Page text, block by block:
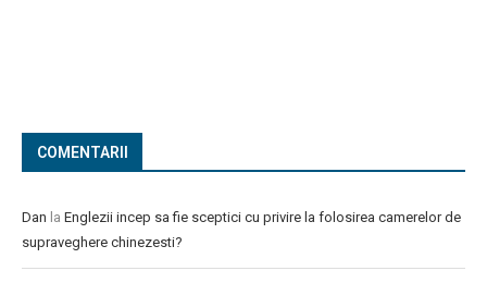
COMENTARII
Dan la Englezii incep sa fie sceptici cu privire la folosirea camerelor de
supraveghere chinezesti?